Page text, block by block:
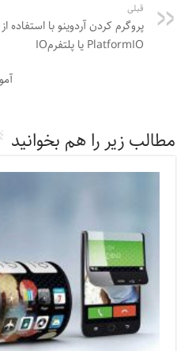
قبلی
پروگرم کردن آردوینو با استفاده از
PlatformIO یا پلتفرمIO
مطالب زیر را هم بخوانید